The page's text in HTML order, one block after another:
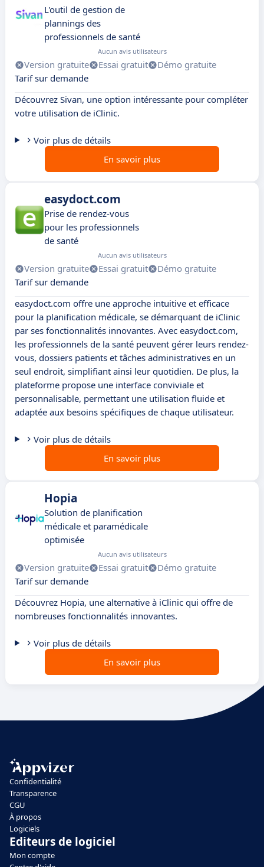
L'outil de gestion de
plannings des
professionnels de santé
Aucun avis utilisateurs
Version gratuite Essai gratuit
Démo gratuite
Tarif sur demande
Découvrez Sivan, une option intéressante pour compléter
votre utilisation de iClinic.
Voir plus de détails
En savoir plus
easydoct.com
Prise de rendez-vous
pour les professionnels
de santé
Aucun avis utilisateurs
Version gratuite Essai gratuit
Démo gratuite
Tarif sur demande
easydoct.com offre une approche intuitive et efficace
pour la planification médicale, se démarquant de iClinic
par ses fonctionnalités innovantes. Avec easydoct.com,
les professionnels de la santé peuvent gérer leurs rendez-
vous, dossiers patients et tâches administratives en un
seul endroit, simplifiant ainsi leur quotidien. De plus, la
plateforme propose une interface conviviale et
personnalisable, permettant une utilisation fluide et
adaptée aux besoins spécifiques de chaque utilisateur.
Voir plus de détails
En savoir plus
Hopia
Solution de planification
médicale et paramédicale
optimisée
Aucun avis utilisateurs
Version gratuite Essai gratuit
Démo gratuite
Tarif sur demande
Découvrez Hopia, une alternative à iClinic qui offre de
nombreuses fonctionnalités innovantes.
Voir plus de détails
En savoir plus
Confidentialité
Transparence
CGU
À propos
Logiciels
Editeurs de logiciel
Mon compte